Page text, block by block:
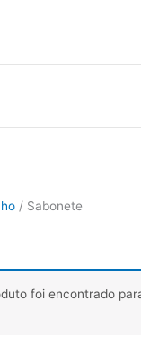
/ Sabonete
foi encontrado